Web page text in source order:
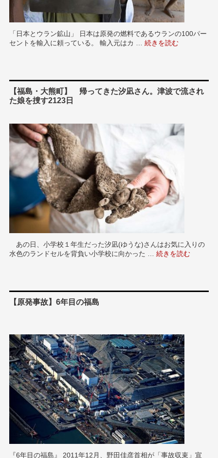
「日本とウラン鉱山」 日本は原発の燃料であるウランの100パー
セントを輸入に頼っている。 輸入元はカ …“【原発を再稼働させ
続きを読む
【福島・大熊町】 帰ってきた汐凪さん。津波で流され
た娘を捜す2123日
あの日、小学校１年生だった汐凪(ゆうな)さんはお気に入りの
水色のランドセルを背負い小学校に向かった …“【福島・大熊町】
続きを読む
【原発事故】6年目の福島
『6年目の福島』 2011年12月、野田佳彦首相が「事故収束」宣